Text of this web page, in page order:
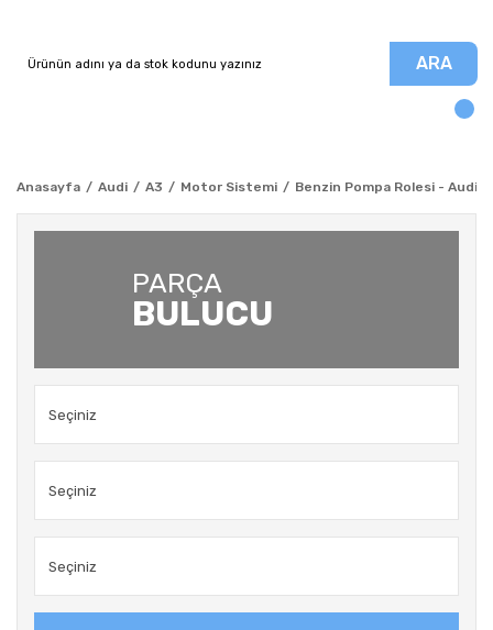
ARA
Anasayfa Audi A3 Motor Sistemi Benzin Pompa Rolesi - Audi
PARÇA
BULUCU